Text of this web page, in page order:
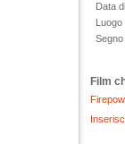
Data
Luogo
Film